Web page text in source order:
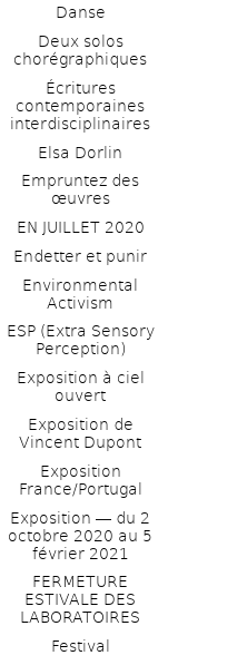
Danse
Deux solos
chorégraphiques
Écritures
contemporaines
interdisciplinaires
Elsa Dorlin
Empruntez des
œuvres
EN JUILLET 2020
Endetter et punir
Environmental
Activism
ESP (Extra Sensory
Perception)
Exposition à ciel
ouvert
Exposition de
Vincent Dupont
Exposition
France/Portugal
Exposition ― du 2
octobre 2020 au 5
février 2021
FERMETURE
ESTIVALE DES
LABORATOIRES
Festival